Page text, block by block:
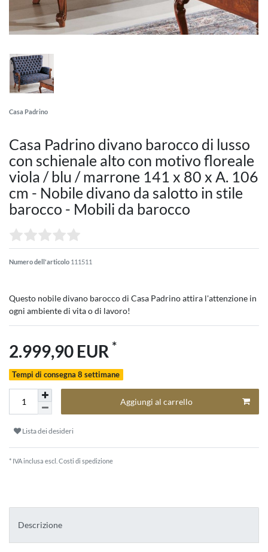
Casa Padrino
Casa Padrino divano barocco di lusso
con schienale alto con motivo floreale
viola / blu / marrone 141 x 80 x A. 106
cm - Nobile divano da salotto in stile
barocco - Mobili da barocco
Numero dell'articolo 111511
Questo nobile divano barocco di Casa Padrino attira l'attenzione in
ogni ambiente di vita o di lavoro!
2.999,90 EUR *
Tempi di consegna 8 settimane
Aggiungi al carrello
Lista dei desideri
* IVA inclusa escl. Costi di spedizione
Descrizione